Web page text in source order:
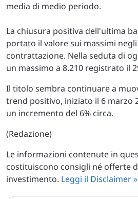
media di medio periodo.
La chiusura positiva dell'ultima
portato il valore sui massimi
contrattazione. Nella seduta di
un massimo a 8.210 registrato il
Il titolo sembra continuare a
trend positivo, iniziato il 6 marzo
un incremento del 6% circa.
(Redazione)
Le informazioni contenute in
costituiscono consigli né offerte
investimento. Leggi il Disclaimer »